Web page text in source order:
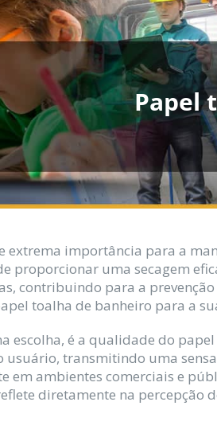
Papel
extrema importância para a
proporcionar uma secagem
contribuindo para a
toalha de banheiro para a
escolha, é a qualidade do
transmitindo uma
em ambientes comerciais e
diretamente na percepção